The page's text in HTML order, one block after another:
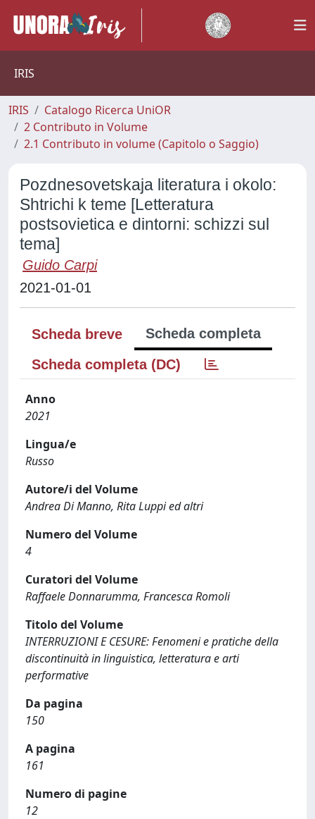
IRIS
IRIS
Catalogo Ricerca UniOR
2 Contributo in Volume
2.1 Contributo in volume (Capitolo o Saggio)
Pozdnesovetskaja literatura i okolo:
Shtrichi k teme [Letteratura
postsovietica e dintorni: schizzi sul
tema]
Guido Carpi
2021-01-01
Scheda breve
Scheda completa
Scheda completa (DC)
Anno
2021
Lingua/e
Russo
Autore/i del Volume
Andrea Di Manno, Rita Luppi ed altri
Numero del Volume
4
Curatori del Volume
Raffaele Donnarumma, Francesca Romoli
Titolo del Volume
INTERRUZIONI E CESURE: Fenomeni e pratiche della
discontinuità in linguistica, letteratura e arti
performative
Da pagina
150
A pagina
161
Numero di pagine
12